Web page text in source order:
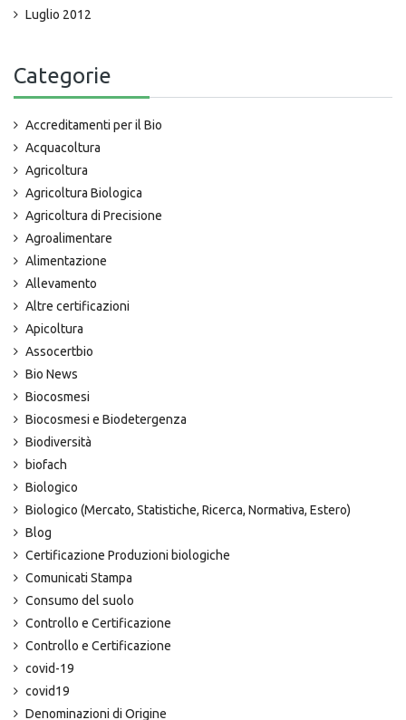
Luglio 2012
Categorie
Accreditamenti per il Bio
Acquacoltura
Agricoltura
Agricoltura Biologica
Agricoltura di Precisione
Agroalimentare
Alimentazione
Allevamento
Altre certificazioni
Apicoltura
Assocertbio
Bio News
Biocosmesi
Biocosmesi e Biodetergenza
Biodiversità
biofach
Biologico
Biologico (Mercato, Statistiche, Ricerca, Normativa, Estero)
Blog
Certificazione Produzioni biologiche
Comunicati Stampa
Consumo del suolo
Controllo e Certificazione
Controllo e Certificazione
covid-19
covid19
Denominazioni di Origine